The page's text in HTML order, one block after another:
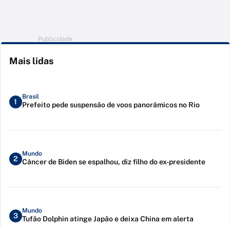
Publicidade
Mais lidas
1
Brasil
Prefeito pede suspensão de voos panorâmicos no Rio
2
Mundo
Câncer de Biden se espalhou, diz filho do ex-presidente
3
Mundo
Tufão Dolphin atinge Japão e deixa China em alerta